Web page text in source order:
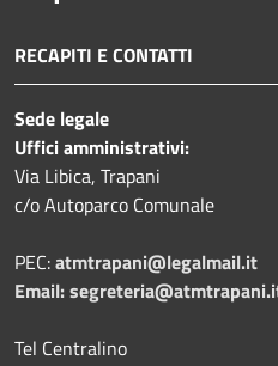
RECAPITI E CONTATTI
Sede legale
Uffici amministrativi:
Via Libica, Trapani
c/o Autoparco Comunale
PEC:atmtrapani@legalmail.it
Email:
Tel Centralino